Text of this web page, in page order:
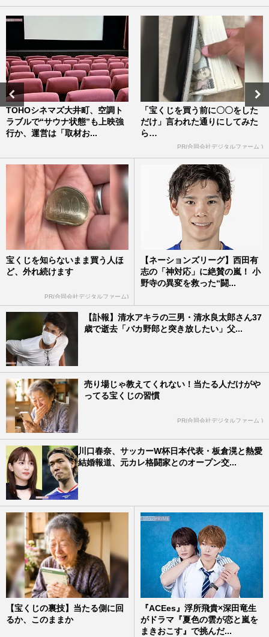
TOHOシネマズ大井町、空調ト
ラブルで“サウナ状態”も上映強
行か、運営は「取材お...
「宝くじを買う前に〇〇をした
だけ」言われた通りにしてみた
ら…
PR(合同会社デジタルファーム )
宝くじを知らないまま買う人ほ
ど、外れ続けます
PR(合同会社デジタルファーム)
【ネーションズリーグ】西田有
志の「神対応」に絶賛の嵐！ 小
野寺の異変を救った“闘...
【訃報】清水アキラの三男・清水良太郎さん37
歳で逝去「バカ野郎と突き放したい」父...
売り場じゃ教えてくれない！当たる人だけがや
ってる宝くじの習慣
PR(合同会社デジタルファーム )
川口春奈、サッカーW杯日本代表・板倉滉と熱愛
結婚報道、元カレ格闘家とのオープン交...
【宝くじの裏技】当たる側に回
るか、このままか
『ACEes』浮所飛貴×深田竜生
がドラマ『夏色の雲が恋と嵐を
まきおこす』で挑んだ...